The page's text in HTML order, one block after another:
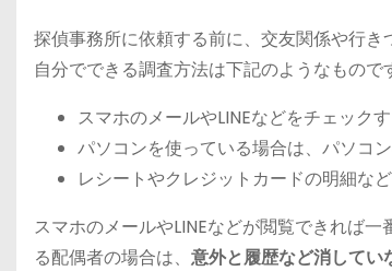
探偵事務所に依頼する前に、交友関係や行き
自分でできる調査方法は下記のようなもので
スマホのメールやLINEなどをチェック
パソコンを使っている場合は、パソコ
レシートやクレジットカードの明細な
スマホのメールやLINEなどが閲覧できれば
る配偶者の場合は、 意外と履歴など消してい